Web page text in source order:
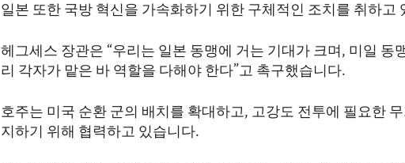
일본 또한 국방 혁신을 가속화하기 위한 구체적인 조치를 취하고
헤그세스 장관은 “우리는 일본 동맹에 거는 기대가 크며, 미일 동
리 각자가 맡은 바 역할을 다해야 한다”고 촉구했습니다.
호주는 미국 순환 군의 배치를 확대하고, 고강도 전투에 필요한
지하기 위해 협력하고 있습니다.